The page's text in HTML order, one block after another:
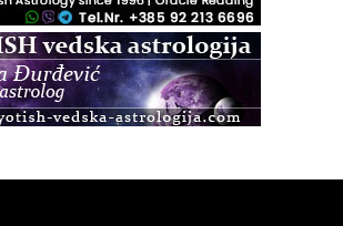
tečaj, Zagreb i Online
otpusti stres